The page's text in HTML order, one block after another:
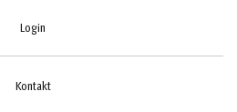
Login
Kontakt